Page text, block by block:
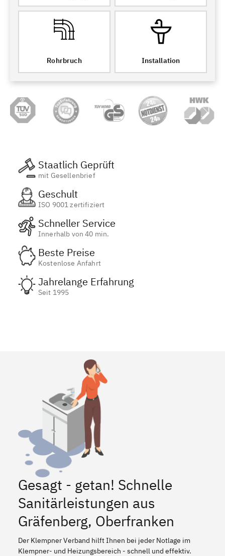
Rohrbruch Installation
Staatlich Geprüft
mit Gesellenbrief
Geschult
ISO 9001 zertifiziert
Schneller Service
Innerhalb von 40 min.
Beste Preise
Kostenlose Anfahrt
Jahrelange Erfahrung
Seit 1995
Gesagt - getan! Schnelle
Sanitärleistungen aus
Gräfenberg, Oberfranken
Der Klempner Verband hilft Ihnen bei jeder Notlage im
Klempner- und Heizungsbereich - schnell und effektiv.